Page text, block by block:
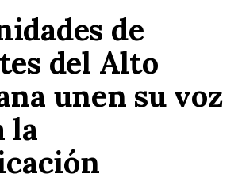
de
del Alto
unen su voz
la